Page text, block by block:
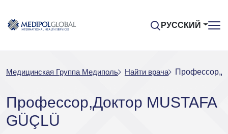
РУССКИЙ
Медицинская Группа Медиполь Найти врача
Профессор,Доктор MUSTAFA
GÜÇLÜ